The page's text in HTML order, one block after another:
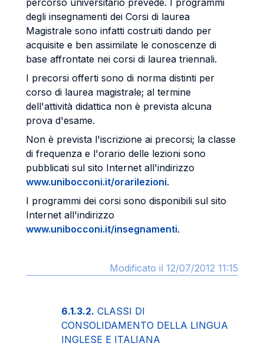
percorso universitario prevede. I programmi
degli insegnamenti dei Corsi di laurea
Magistrale sono infatti costruiti dando per
acquisite e ben assimilate le conoscenze di
base affrontate nei corsi di laurea triennali.
I precorsi offerti sono di norma distinti per
corso di laurea magistrale; al termine
dell'attività didattica non è prevista alcuna
prova d'esame.
Non è prevista l'iscrizione ai precorsi; la classe
di frequenza e l'orario delle lezioni sono
pubblicati sul sito Internet all'indirizzo
www.unibocconi.it/orarilezioni.
I programmi dei corsi sono disponibili sul sito
Internet all'indirizzo
www.unibocconi.it/insegnamenti.
Modificato il 12/07/2012 11:15
6.1.3.2. CLASSI DI
CONSOLIDAMENTO DELLA LINGUA
INGLESE E ITALIANA